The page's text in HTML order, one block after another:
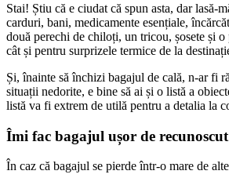
Stai! Știu că e ciudat că spun asta, dar lasă-
carduri, bani, medicamente esențiale,
două perechi de chiloți, un tricou, șosete și
cât și pentru surprizele termice de la
Și, înainte să închizi bagajul de cală, n-ar fi
situații nedorite, e bine să ai și o listă a
listă va fi extrem de utilă pentru a detalia la
Îmi fac bagajul ușor de recunoscut
În caz că bagajul se pierde într-o mare de